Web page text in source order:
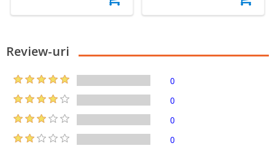
Review-uri
0
0
0
0